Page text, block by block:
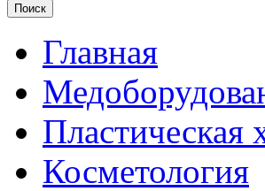
Главная
Пластическая
Косметология